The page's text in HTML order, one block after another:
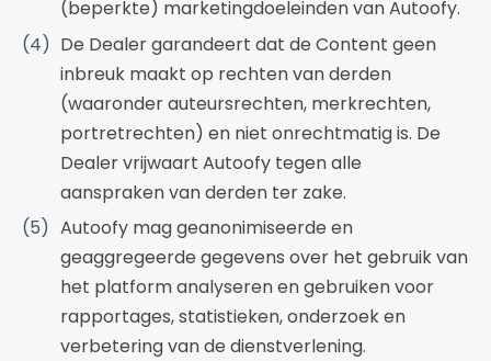
(beperkte) marketingdoeleinden van Autoofy.
De Dealer garandeert dat de Content geen
inbreuk maakt op rechten van derden
(waaronder auteursrechten, merkrechten,
portretrechten) en niet onrechtmatig is. De
Dealer vrijwaart Autoofy tegen alle
aanspraken van derden ter zake.
Autoofy mag geanonimiseerde en
geaggregeerde gegevens over het gebruik van
het platform analyseren en gebruiken voor
rapportages, statistieken, onderzoek en
verbetering van de dienstverlening.